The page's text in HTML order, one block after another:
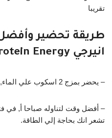
تقريبا
طريقة تحضير وأفضل
انيرجي Protein Energy
– يحضر بمزج 2 اسكوب علي الماء, سهل المزج.
– أفضل وقت لتناوله صباحا أ, في
تشعر انك بحاجة إلي الطاقة.